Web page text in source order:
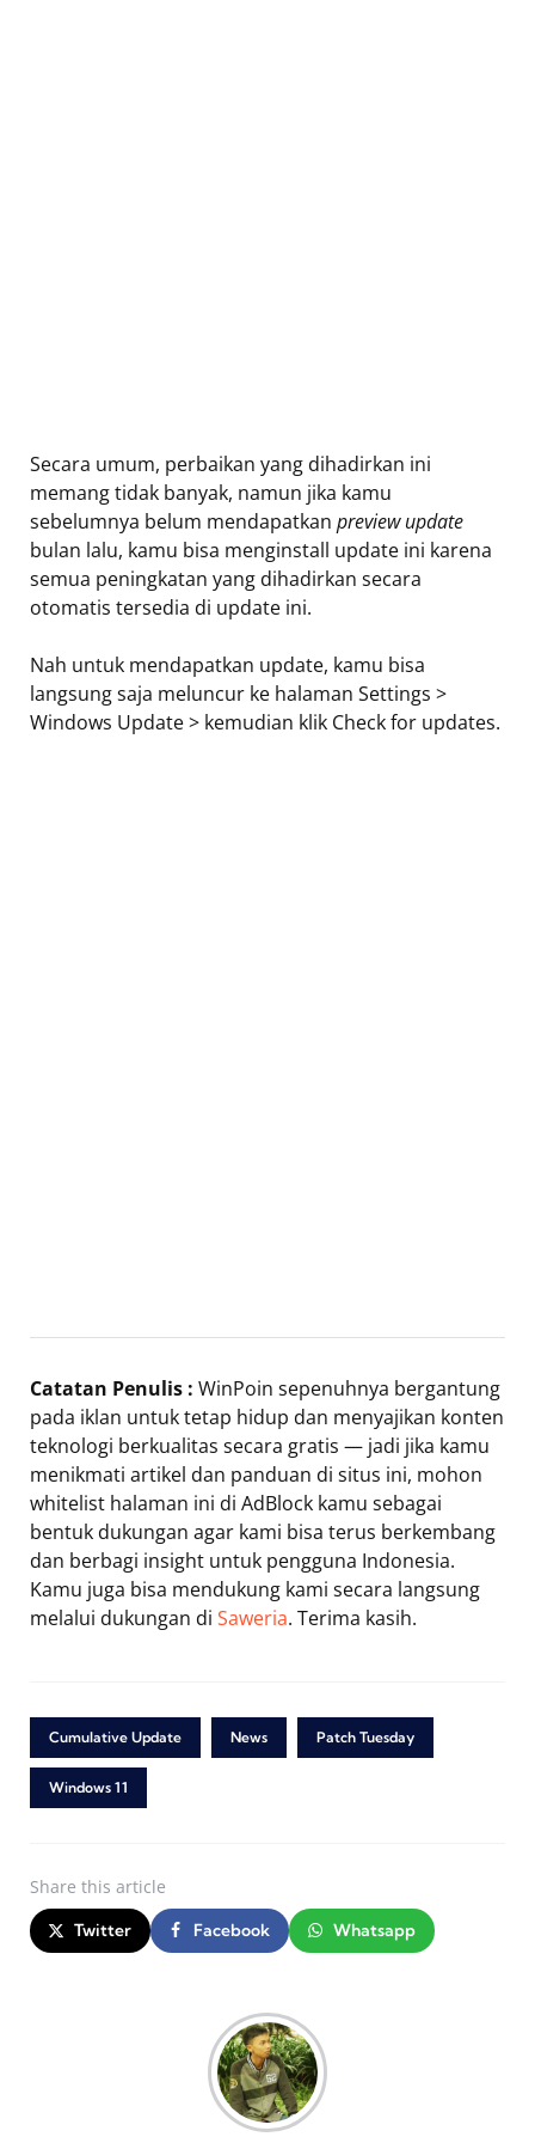
Secara umum, perbaikan yang dihadirkan ini
memang tidak banyak, namun jika kamu
sebelumnya belum mendapatkan preview update
bulan lalu, kamu bisa menginstall update ini karena
semua peningkatan yang dihadirkan secara
otomatis tersedia di update ini.
Nah untuk mendapatkan update, kamu bisa
langsung saja meluncur ke halaman Settings >
Windows Update > kemudian klik Check for updates.
Catatan Penulis : WinPoin sepenuhnya bergantung
pada iklan untuk tetap hidup dan menyajikan konten
teknologi berkualitas secara gratis — jadi jika kamu
menikmati artikel dan panduan di situs ini, mohon
whitelist halaman ini di AdBlock kamu sebagai
bentuk dukungan agar kami bisa terus berkembang
dan berbagi insight untuk pengguna Indonesia.
Kamu juga bisa mendukung kami secara langsung
melalui dukungan di Saweria. Terima kasih.
Cumulative Update News Patch Tuesday
Windows 11
Share this article
Twitter Facebook Whatsapp